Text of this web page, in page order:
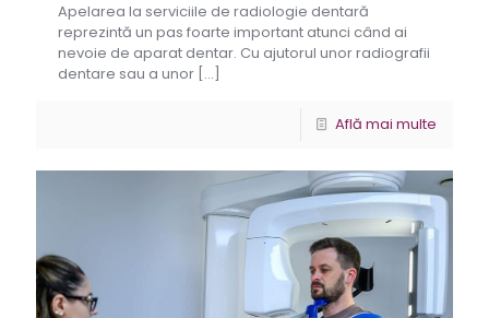
Apelarea la serviciile de radiologie dentară
reprezintă un pas foarte important atunci când ai
nevoie de aparat dentar. Cu ajutorul unor radiografii
dentare sau a unor […]
Află mai multe